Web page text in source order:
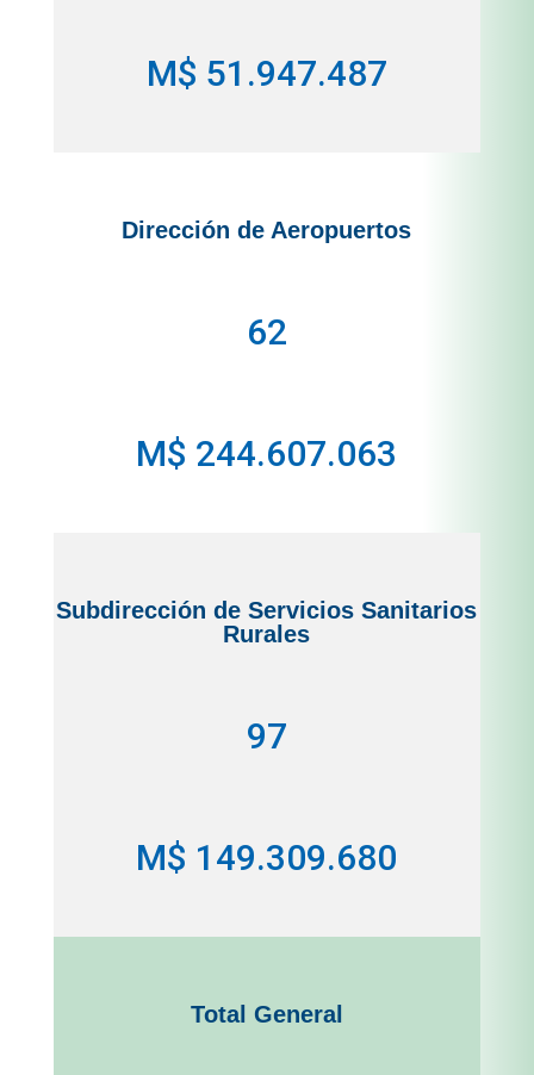
M$ 51.947.487
Dirección de Aeropuertos
62
M$ 244.607.063
Subdirección de Servicios Sanitarios
Rurales
97
M$ 149.309.680
Total General